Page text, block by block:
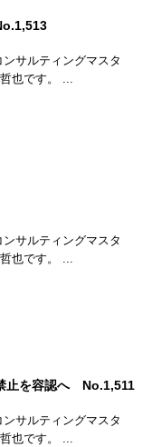
サルティングマスタ
也です。 ...
サルティングマスタ
也です。 ...
止を容認へ No.1,511
サルティングマスタ
也です。 ...